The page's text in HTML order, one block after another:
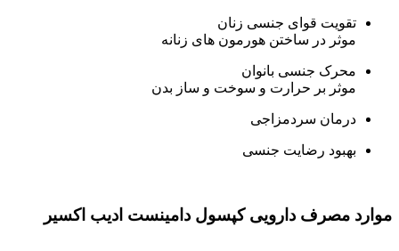
تقویت قوای جنسی زنان
موثر در ساختن هورمون های زنانه
محرک جنسی بانوان
موثر بر حرارت و سوخت و ساز بدن
درمان سردمزاجی
بهبود رضایت جنسی
موارد مصرف دارویی کپسول دامینست ادیب اکسیر